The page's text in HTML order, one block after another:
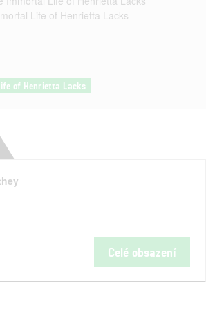
Life of Henrietta Lacks
of Henrietta Lacks
Celé obsazení